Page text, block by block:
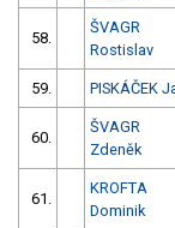
58.
ŠVAGR
Rostislav
59. PISKÁČEK
60.
ŠVAGR
Zdeněk
61.
KROFTA
Dominik